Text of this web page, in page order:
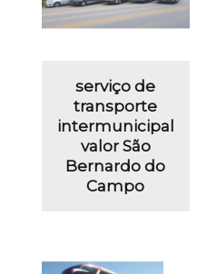
serviço de
transporte
intermunicipal
valor São
Bernardo do
Campo